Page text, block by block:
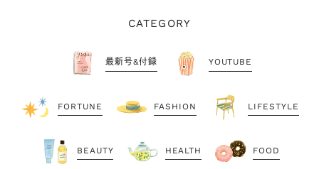
CATEGORY
最新号&付録 YOUTUBE
FORTUNE FASHION LIFESTYLE
BEAUTY HEALTH FOOD